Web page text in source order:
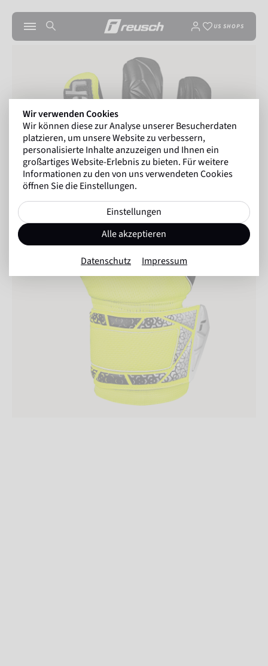
US SHOPS
Wir verwenden Cookies
Wir können diese zur Analyse unserer Besucherdaten
platzieren, um unsere Website zu verbessern,
personalisierte Inhalte anzuzeigen und Ihnen ein
großartiges Website-Erlebnis zu bieten. Für weitere
Informationen zu den von uns verwendeten Cookies
öffnen Sie die Einstellungen.
Einstellungen
Alle akzeptieren
Datenschutz Impressum